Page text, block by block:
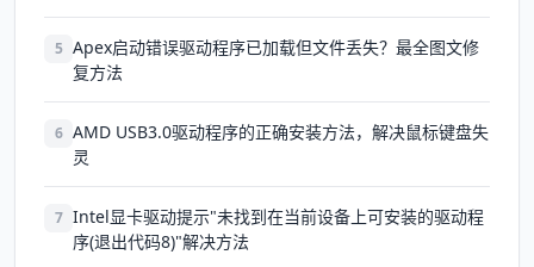
5 Apex启动错误驱动程序已加载但文件丢失？最全图文修
复方法
6 AMD USB3.0驱动程序的正确安装方法，解决鼠标键盘失
灵
7 Intel显卡驱动提示"未找到在当前设备上可安装的驱动程
序(退出代码8)"解决方法